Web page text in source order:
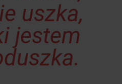
uszka,
jestem